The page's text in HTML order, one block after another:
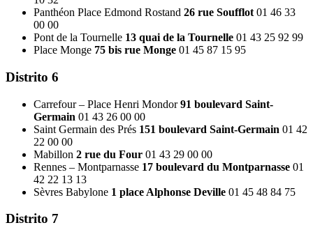
Panthéon Place Edmond Rostand 26 rue Soufflot 01 46 33
00 00
Pont de la Tournelle 13 quai de la Tournelle 01 43 25 92 99
Place Monge 75 bis rue Monge 01 45 87 15 95
Distrito 6
Carrefour – Place Henri Mondor91 boulevard Saint-
Germain 01 43 26 00 00
Saint Germain des Prés 151 boulevard Saint-Germain 01 42
22 00 00
Mabillon 2 rue du Four 01 43 29 00 00
Rennes – Montparnasse 17 boulevard du Montparnasse 01
42 22 13 13
Sèvres Babylone 1 place Alphonse Deville 01 45 48 84 75
Distrito 7